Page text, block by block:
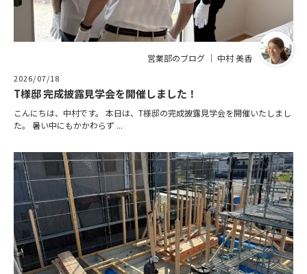
営業部のブログ ｜ 中村 美香
2026/07/18
T様邸 完成披露見学会を開催しました！
こんにちは、中村です。 本日は、T様邸の完成披露見学会を開催いたしまし
た。 暑い中にもかかわらず ...